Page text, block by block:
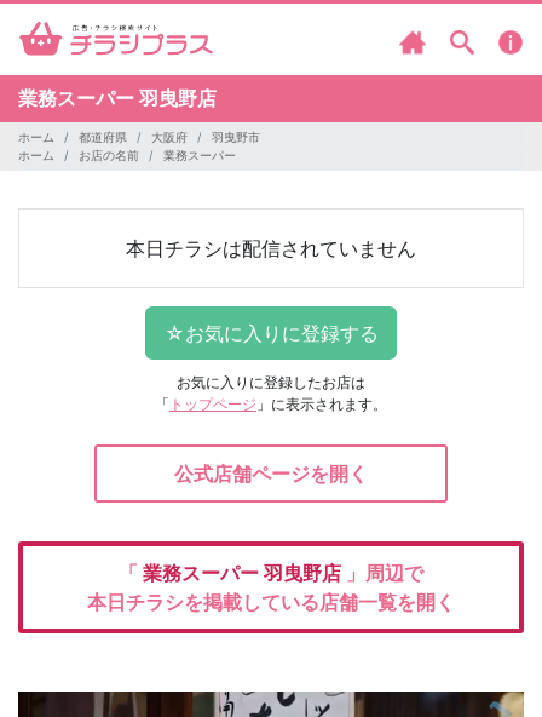
業務スーパー 羽曳野店
ホーム 都道府県 大阪府
羽曳野市
ホーム
お店の名前 業務スーパー
本日チラシは配信されていません
お気に入りに登録したお店は
「 トップページ 」に表示されます。
公式店舗ページを開く
「 業務スーパー 羽曳野店 」周辺で
本日チラシを掲載している店舗一覧を開く